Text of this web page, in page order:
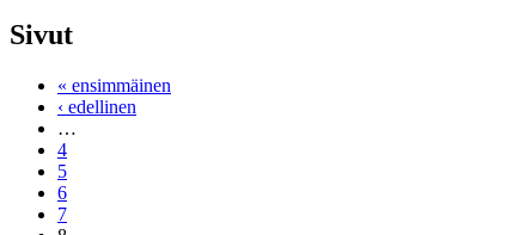
Sivut
« ensimmäinen
‹ edellinen
…
4
5
6
7